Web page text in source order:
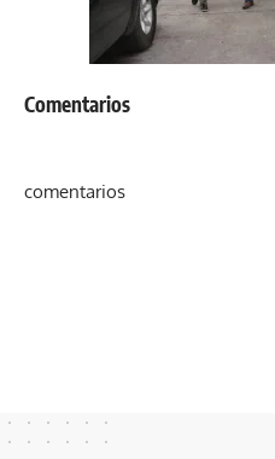
Comentarios
comentarios